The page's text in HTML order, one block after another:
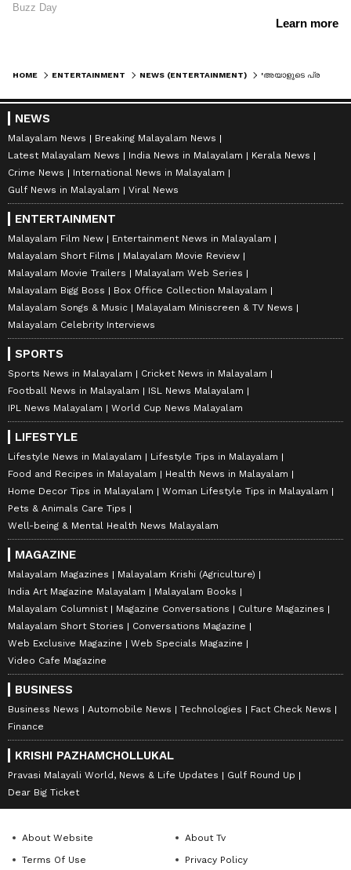
HOME ENTERTAINMENT NEWS (ENTERTAINMENT) 'അയാളുടെ പ്രത്യേകത അതാണ്'; ജോര്‍ജുകുട്ടിയെ അവതരിപ്പിച്ചപ്പോള്‍ ശ്രദ്ധിക്കേണ്ടിവന്ന പ്രധാന കാര്യത്തെക്കുറിച്ച് മോഹന്‍ലാല്‍
NEWS
Malayalam News
Breaking Malayalam News
Latest Malayalam News
India News in Malayalam
Kerala News
Crime News
International News in Malayalam
Gulf News in Malayalam
Viral News
ENTERTAINMENT
Malayalam Film New
Entertainment News in Malayalam
Malayalam Short Films
Malayalam Movie Review
Malayalam Movie Trailers
Malayalam Web Series
Malayalam Bigg Boss
Box Office Collection Malayalam
Malayalam Songs & Music
Malayalam Miniscreen & TV News
Malayalam Celebrity Interviews
SPORTS
Sports News in Malayalam
Cricket News in Malayalam
Football News in Malayalam
ISL News Malayalam
IPL News Malayalam
World Cup News Malayalam
LIFESTYLE
Lifestyle News in Malayalam
Lifestyle Tips in Malayalam
Food and Recipes in Malayalam
Health News in Malayalam
Home Decor Tips in Malayalam
Woman Lifestyle Tips in Malayalam
Pets & Animals Care Tips
Well-being & Mental Health News Malayalam
MAGAZINE
Malayalam Magazines
Malayalam Krishi (Agriculture)
India Art Magazine Malayalam
Malayalam Books
Malayalam Columnist
Magazine Conversations
Culture Magazines
Malayalam Short Stories
Conversations Magazine
Web Exclusive Magazine
Web Specials Magazine
Video Cafe Magazine
BUSINESS
Business News Automobile News Technologies
Fact Check News
Finance
KRISHI PAZHAMCHOLLUKAL
Pravasi Malayali World, News & Life Updates
Gulf Round Up
Dear Big Ticket
About Website
About Tv
Terms Of Use
Privacy Policy